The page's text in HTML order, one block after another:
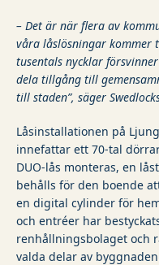
– Det är när flera av
våra låslösningar
tusentals nycklar
dela tillgång till
till staden”, säger
Låsinstallationen på
innefattar ett 70-tal
DUO-lås monteras, en
behålls för den boende
en digital cylinder för
och entréer har
renhållningsbolaget och
valda delar av